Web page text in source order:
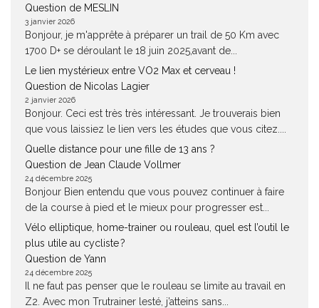
Question de MESLIN
3 janvier 2026
Bonjour, je m'apprête à préparer un trail de 50 Km avec
1700 D+ se déroulant le 18 juin 2025,avant de...
Le lien mystérieux entre VO2 Max et cerveau !
Question de Nicolas Lagier
2 janvier 2026
Bonjour. Ceci est très très intéressant. Je trouverais bien
que vous laissiez le lien vers les études que vous citez....
Quelle distance pour une fille de 13 ans ?
Question de Jean Claude Vollmer
24 décembre 2025
Bonjour Bien entendu que vous pouvez continuer à faire
de la course à pied et le mieux pour progresser est...
Vélo elliptique, home-trainer ou rouleau, quel est l’outil le
plus utile au cycliste ?
Question de Yann
24 décembre 2025
Il ne faut pas penser que le rouleau se limite au travail en
Z2. Avec mon Trutrainer lesté, j’atteins sans...